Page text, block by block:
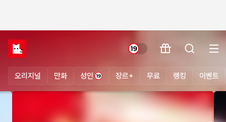
오리지널 만화 성인 장르+ 무료 랭킹 이벤트